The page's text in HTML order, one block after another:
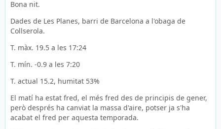
Bona nit.
Dades de Les Planes, barri de Barcelona a l'obaga de
Collserola.
T. màx. 19.5 a les 17:24
T. mín. -0.9 a les 7:20
T. actual 15.2, humitat 53%
El matí ha estat fred, el més fred des de principis de gener,
però després ha canviat la massa d'aire, potser ja s'ha
acabat el fred per aquesta temporada.